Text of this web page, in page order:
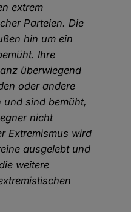
extrem
Parteien. Die
hin um ein
Ihre
überwiegend
oder andere
sind bemüht,
nicht
Extremismus wird
ausgelebt und
weitere